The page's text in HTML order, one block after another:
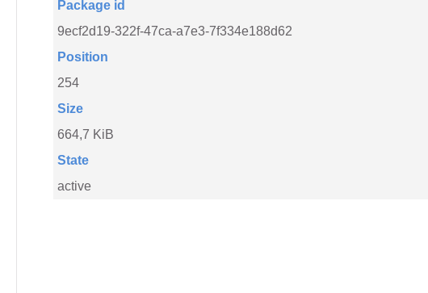
Package id
9ecf2d19-322f-47ca-a7e3-7f334e188d62
Position
254
Size
664,7 KiB
State
active